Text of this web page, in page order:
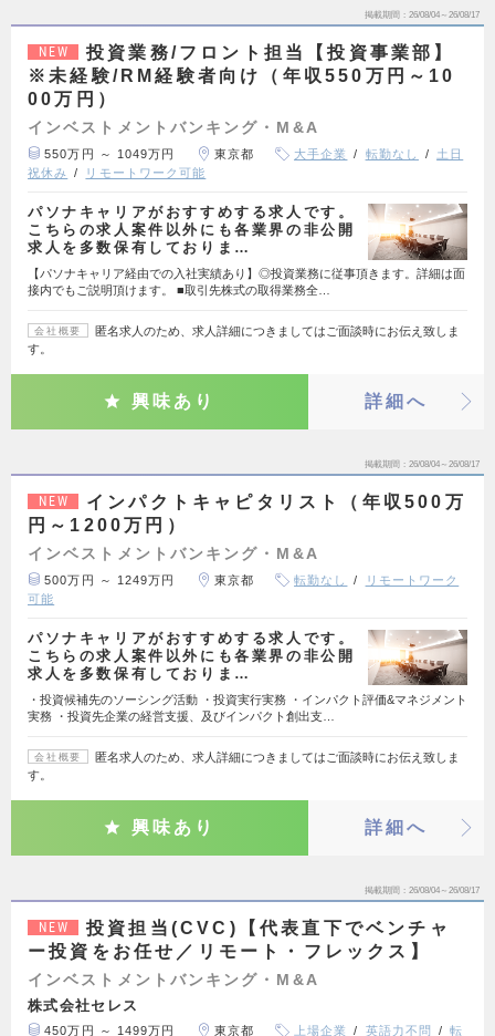
掲載期間 26/08/04～26/08/17
NEW
投資業務/フロント担当【投資事業部】
※未経験/RM経験者向け（年収550万円～10
00万円）
インベストメントバンキング・M&A
550万円 ～ 1049万円 東京都 大手企業 転勤なし
土日
祝休み
リモートワーク可能
パソナキャリアがおすすめする求人です。
こちらの求人案件以外にも各業界の非公開
求人を多数保有しておりま…
【パソナキャリア経由での入社実績あり】◎投資業務に従事頂きます。詳細は面
接内でもご説明頂けます。 ■取引先株式の取得業務全…
会社概要
匿名求人のため、求人詳細につきましてはご面談時にお伝え致しま
す。
興味あり 詳細へ
掲載期間 26/08/04～26/08/17
NEW
インパクトキャピタリスト（年収500万
円～1200万円）
インベストメントバンキング・M&A
500万円 ～ 1249万円 東京都 転勤なし
リモートワーク
可能
パソナキャリアがおすすめする求人です。
こちらの求人案件以外にも各業界の非公開
求人を多数保有しておりま…
・投資候補先のソーシング活動 ・投資実行実務 ・インパクト評価&マネジメント
実務 ・投資先企業の経営支援、及びインパクト創出支…
会社概要
匿名求人のため、求人詳細につきましてはご面談時にお伝え致しま
す。
興味あり 詳細へ
掲載期間 26/08/04～26/08/17
NEW
投資担当(CVC)【代表直下でベンチャ
ー投資をお任せ／リモート・フレックス】
インベストメントバンキング・M&A
株式会社セレス
450万円 ～ 1499万円 東京都 上場企業 英語力不問
転